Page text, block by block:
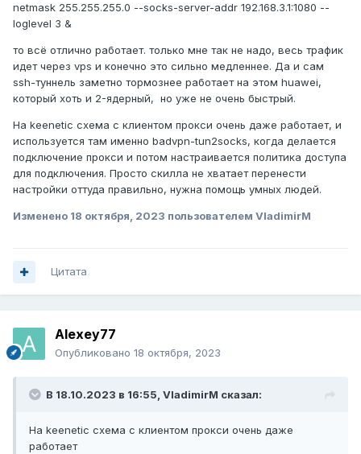
netmask 255.255.255.0 --socks-server-addr 192.168.3.1:1080 --
loglevel 3 &
то всё отлично работает. только мне так не надо, весь трафик
идет через vps и конечно это сильно медленнее. Да и сам
ssh-туннель заметно тормознее работает на этом huawei,
который хоть и 2-ядерный, но уже не очень быстрый.
На keenetic схема с клиентом прокси очень даже работает, и
используется там именно badvpn-tun2socks, когда делается
подключение прокси и потом настраивается политика доступа
для подключения. Просто скилла не хватает перенести
настройки оттуда правильно, нужна помощь умных людей.
Изменено 18 октября, 2023 пользователем VladimirM
Цитата
Alexey77
Опубликовано 18 октября, 2023
В 18.10.2023 в 16:55, VladimirM сказал:
На keenetic схема с клиентом прокси очень даже
работает